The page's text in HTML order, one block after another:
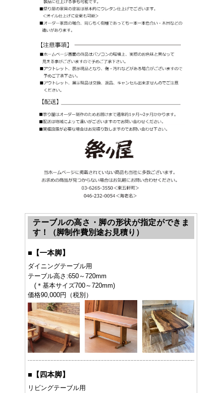
テーブルの高さ・脚の形状が指定ができま
す！（脚制作費別途お見積り）
■ 【一本脚】
ダイニングテーブル用
テーブル高さ:650～720mm
(＊基本サイズ700～720mm)
価格90,000円（税別）
■ 【四本脚】
リビングテーブル用